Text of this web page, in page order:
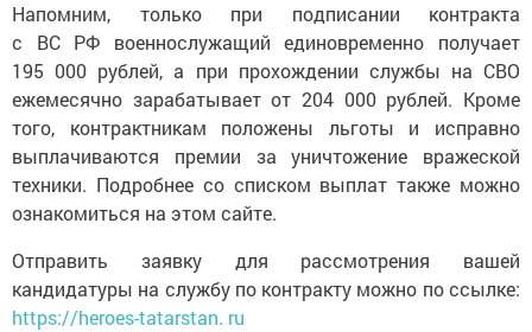
Напомним, только при подписании контракта
с ВС РФ военнослужащий единовременно получает
195 000 рублей, а при прохождении службы на СВО
ежемесячно зарабатывает от 204 000 рублей. Кроме
того, контрактникам положены льготы и исправно
выплачиваются премии за уничтожение вражеской
техники. Подробнее со списком выплат также можно
ознакомиться на этом сайте.
Отправить заявку для рассмотрения вашей
кандидатуры на службу по контракту можно по ссылке:
https://heroes-tatarstan. ru